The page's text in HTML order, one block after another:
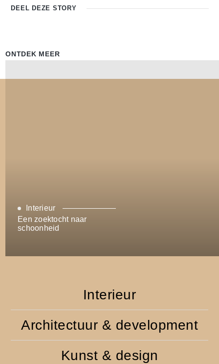
DEEL DEZE STORY
ONTDEK MEER
Interieur
Een zoektocht naar
schoonheid
Interieur
Architectuur & development
Kunst & design